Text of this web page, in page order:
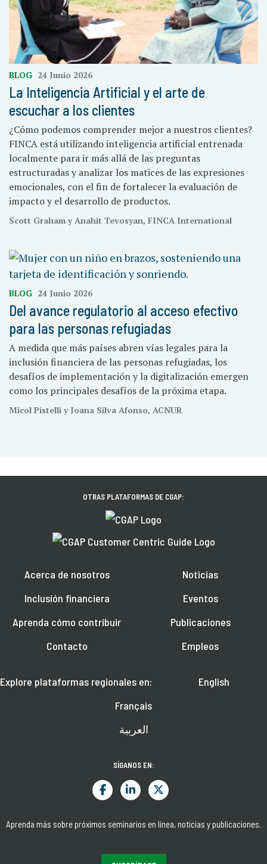
BLOG 24 Junio 2026
La Inteligencia Artificial y el arte de
escuchar a los clientes
¿Cómo podemos comprender mejor a nuestros clientes?
FINCA está utilizando inteligencia artificial entrenada
localmente para ir más allá de las preguntas
estructuradas y analizar los matices de las expresiones
emocionales, con el fin de fortalecer la evaluación de
impacto y el desarrollo de productos.
Scott Graham y Anahit Tevosyan, FINCA International
BLOG 24 Junio 2026
Del avance regulatorio al acceso efectivo
para las personas refugiadas
A medida que más países abren vías legales para la
inclusión financiera de las personas refugiadas, los
desafíos de implementación y la digitalización emergen
como los principales desafíos de la próxima etapa.
Micol Pistelli y Joana Silva Afonso, ACNUR
OTRAS PLATAFORMAS DE CGAP:
Acerca de nosotros
Inclusión financiera
Aprenda cómo contribuir
Contacto
Noticias
Eventos
Publicaciones
Empleos
Explore plataformas regionales en:
English
Français
العربية
SÍGANOS EN:
Aprenda más sobre próximos seminarios en línea, noticias y publicaciones.